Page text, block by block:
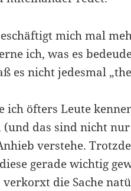
mich mal
ich, was es
es nicht jedesmal
ich öfters Leute
das sind nicht
verstehe.
gerade wichtig
die Sache